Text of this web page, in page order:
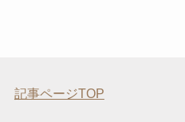
記事ページTOP